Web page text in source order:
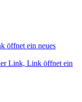
öffnet ein neues
Link, Link öffnet ein